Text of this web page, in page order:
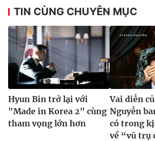
TIN CÙNG CHUYÊN MỤC
Hyun Bin trở lại với
"Made in Korea 2" cùng
tham vọng lớn hơn
Vai diễn
Nguyễn
có trong
về “vũ trụ